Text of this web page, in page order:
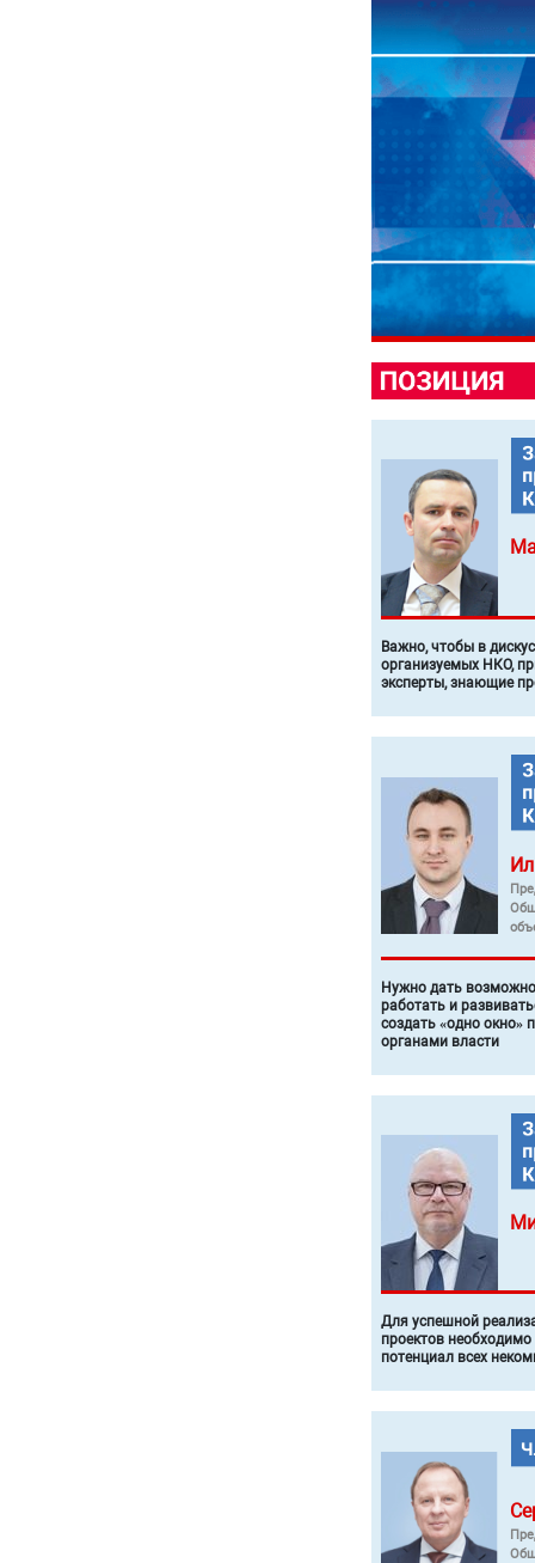
Важно, чтобы в
организуемых НКО,
эксперты, знающие
Нужно дать
работать и
создать «одно окно»
органами власти
Для успешной
проектов
потенциал всех